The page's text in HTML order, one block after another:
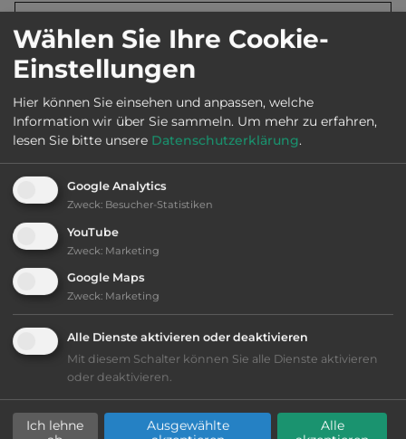
Fläche: 27.000
Öffnungszeiten:
Telefon: 0039 045 7420244
Ausstattung
bis 35,- Euro
Lage: sehr schön
Platzeinrichtung: gut
Wählen Sie Ihre Cookie-
Einstellungen
Hier können Sie einsehen und anpassen, welche
Information wir über Sie sammeln. Um mehr zu erfahren,
lesen Sie bitte unsere Datenschutzerklärung.
Google Analytics
Zweck: Besucher-Statistiken
YouTube
Zweck: Marketing
Google Maps
Zweck: Marketing
Alle Dienste aktivieren oder deaktivieren
Mit diesem Schalter können Sie alle Dienste aktivieren
oder deaktivieren.
Ich lehne
Ausgewählte
Alle